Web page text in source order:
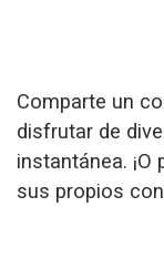
Comparte un
disfrutar de
instantánea.
sus propios